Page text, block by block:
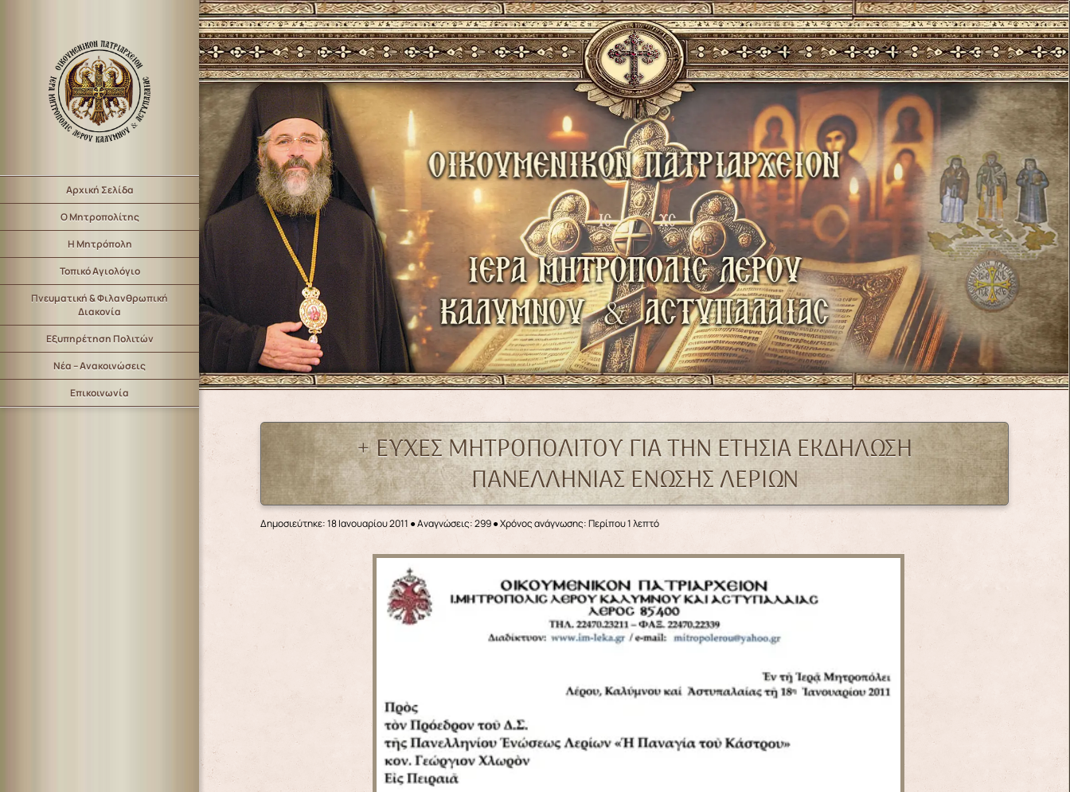
Αρχική Σελίδα
Ο Μητροπολίτης
Η Μητρόπολη
Τοπικό Αγιολόγιο
Πνευματική & Φιλανθρωπική
Διακονία
Εξυπηρέτηση Πολιτών
Νέα – Ανακοινώσεις
Επικοινωνία
+ ΕΥΧΕΣ ΜΗΤΡΟΠΟΛΙΤΟΥ ΓΙΑ ΤΗΝ ΕΤΗΣΙΑ ΕΚΔΗΛΩΣΗ
ΠΑΝΕΛΛΗΝΙΑΣ ΕΝΩΣΗΣ ΛΕΡΙΩΝ
Δημοσιεύτηκε: 18 Ιανουαρίου 2011 ●Αναγνώσεις: 299● Χρόνος ανάγνωσης: Περίπου 1 λεπτό